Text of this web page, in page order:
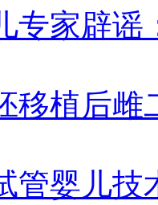
专家辟
移植后雌
管婴儿